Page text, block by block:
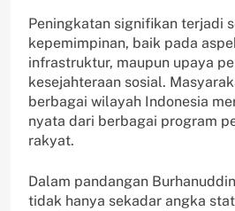
Peningkatan signifikan terjadi
kepemimpinan, baik pada
infrastruktur, maupun upaya
kesejahteraan sosial.
berbagai wilayah Indonesia
nyata dari berbagai program
rakyat.
Dalam pandangan
tidak hanya sekadar angka